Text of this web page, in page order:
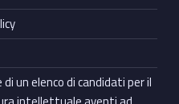
un elenco di candidati per il